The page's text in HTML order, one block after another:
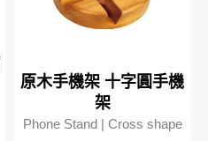
原木手機架 十字圓手機
架
Phone Stand | Cross shape